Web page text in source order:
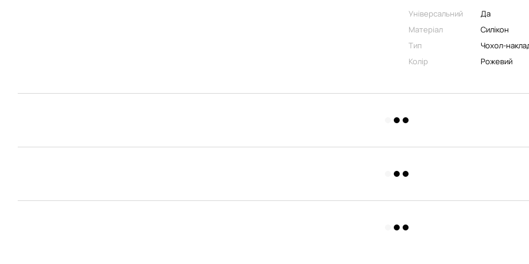
Універсальний
Да
Матеріал
Силікон
Тип
Чохол-
Колір
Рожевий